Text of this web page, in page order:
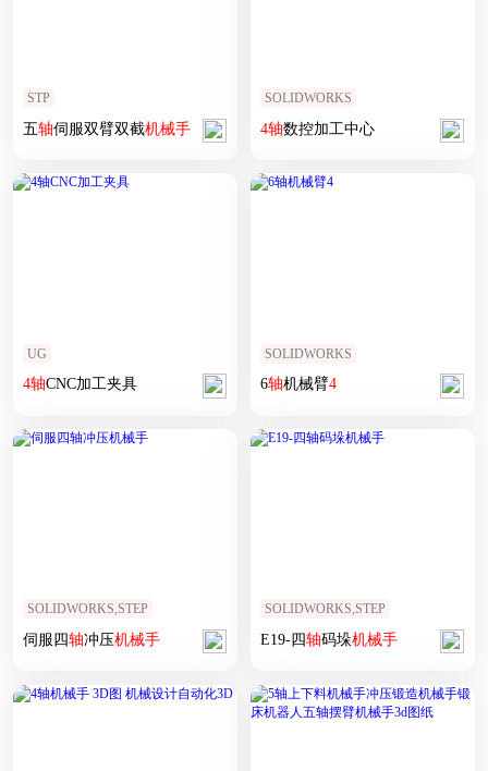
STP
五轴伺服双臂双截机械手
SOLIDWORKS
4轴数控加工中心
UG
4轴CNC加工夹具
SOLIDWORKS
6轴机械臂4
SOLIDWORKS,STEP
伺服四轴冲压机械手
SOLIDWORKS,STEP
E19-四轴码垛机械手